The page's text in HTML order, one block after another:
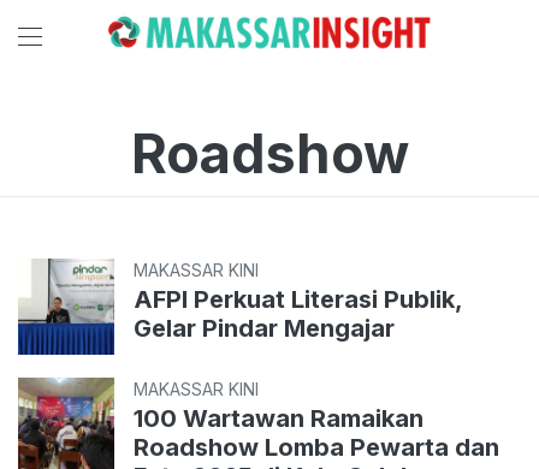
Roadshow
MAKASSAR KINI
AFPI Perkuat Literasi Publik,
Gelar Pindar Mengajar
MAKASSAR KINI
100 Wartawan Ramaikan
Roadshow Lomba Pewarta dan